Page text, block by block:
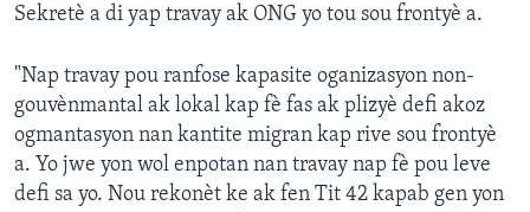
Sekretè a di yap travay ak ONG yo tou sou frontyè a.
"Nap travay pou ranfose kapasite oganizasyon non-
gouvènmantal ak lokal kap fè fas ak plizyè defi akoz
ogmantasyon nan kantite migran kap rive sou frontyè
a. Yo jwe yon wol enpotan nan travay nap fè pou leve
defi sa yo. Nou rekonèt ke ak fen Tit 42 kapab gen yon